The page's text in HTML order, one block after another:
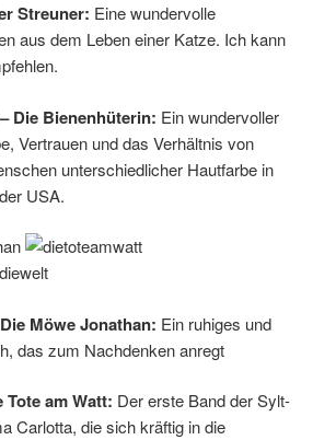
Streuner: Eine wundervolle
aus dem Leben einer Katze. Ich kann
Die Bienenhüterin: Ein wundervoller
Vertrauen und das Verhältnis von
unterschiedlicher Hautfarbe in
USA.
Möwe Jonathan: Ein ruhiges und
das zum Nachdenken anregt
Tote am Watt: Der erste Band der Sylt-
Carlotta, die sich kräftig in die